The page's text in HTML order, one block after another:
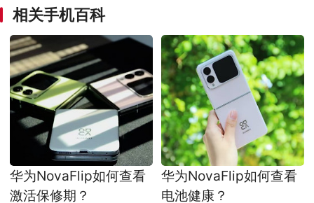
相关手机百科
华为NovaFlip如何查看
激活保修期？
华为NovaFlip如何查看
电池健康？